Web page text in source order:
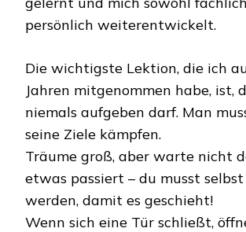
persönlich weiterentwickelt.
Die wichtigste Lektion, die ich
Jahren mitgenommen habe, ist,
niemals aufgeben darf. Man
seine Ziele kämpfen.
Träume groß, aber warte nicht
etwas passiert – du musst
werden, damit es geschieht!
Wenn sich eine Tür schließt,